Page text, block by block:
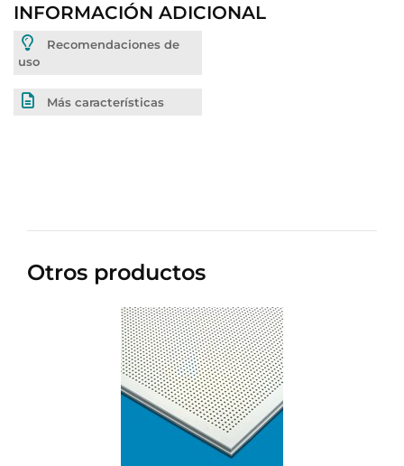
INFORMACIÓN ADICIONAL
Recomendaciones de
uso
Más características
Otros productos